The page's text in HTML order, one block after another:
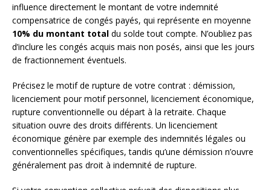
influence directement le montant de votre indemnité
compensatrice de congés payés, qui représente en moyenne
10% du montant total du solde tout compte. N’oubliez pas
d’inclure les congés acquis mais non posés, ainsi que les jours
de fractionnement éventuels.
Précisez le motif de rupture de votre contrat : démission,
licenciement pour motif personnel, licenciement économique,
rupture conventionnelle ou départ à la retraite. Chaque
situation ouvre des droits différents. Un licenciement
économique génère par exemple des indemnités légales ou
conventionnelles spécifiques, tandis qu’une démission n’ouvre
généralement pas droit à indemnité de rupture.